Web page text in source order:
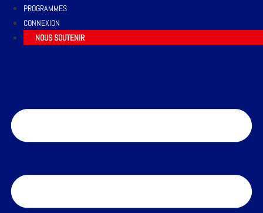
PROGRAMMES
CONNEXION
NOUS SOUTENIR